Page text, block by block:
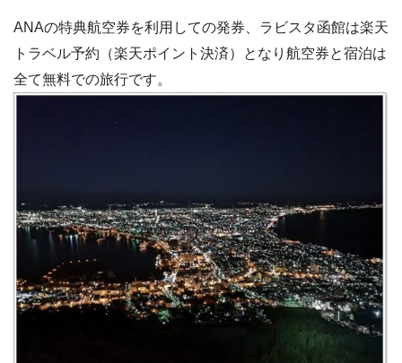
ANAの特典航空券を利用しての発券、ラビスタ函館は楽天
トラベル予約（楽天ポイント決済）となり航空券と宿泊は
全て無料での旅行です。